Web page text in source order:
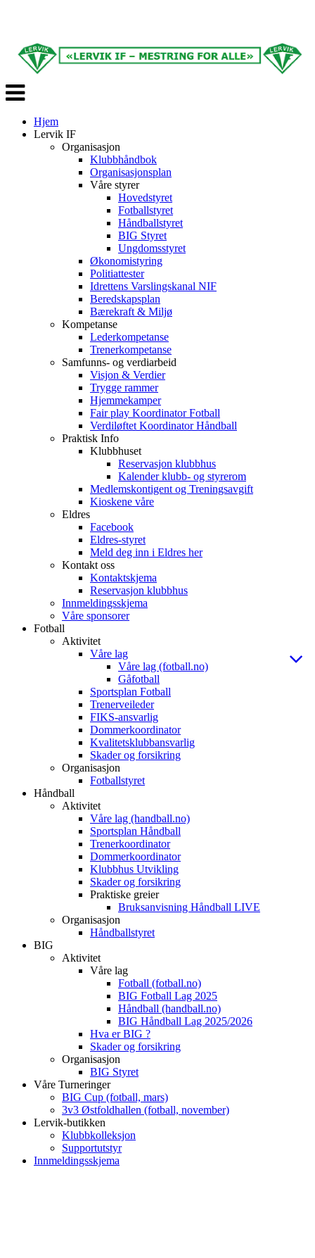
Veksle
navigasjon
Hjem
Lervik IF
Organisasjon
Klubbhåndbok
Organisasjonsplan
Våre styrer
Hovedstyret
Fotballstyret
Håndballstyret
BIG Styret
Ungdomsstyret
Økonomistyring
Politiattester
Idrettens Varslingskanal NIF
Beredskapsplan
Bærekraft & Miljø
Kompetanse
Lederkompetanse
Trenerkompetanse
Samfunns- og verdiarbeid
Visjon & Verdier
Trygge rammer
Hjemmekamper
Fair play Koordinator Fotball
Verdiløftet Koordinator Håndball
Praktisk Info
Klubbhuset
Reservasjon klubbhus
Kalender klubb- og styrerom
Medlemskontigent og Treningsavgift
Kioskene våre
Eldres
Facebook
Eldres-styret
Meld deg inn i Eldres her
Kontakt oss
Kontaktskjema
Reservasjon klubbhus
Innmeldingsskjema
Våre sponsorer
Fotball
Aktivitet
Våre lag
Våre lag (fotball.no)
Gåfotball
Sportsplan Fotball
Trenerveileder
FIKS-ansvarlig
Dommerkoordinator
Kvalitetsklubbansvarlig
Skader og forsikring
Organisasjon
Fotballstyret
Håndball
Aktivitet
Våre lag (handball.no)
Sportsplan Håndball
Trenerkoordinator
Dommerkoordinator
Klubbhus Utvikling
Skader og forsikring
Praktiske greier
Bruksanvisning Håndball LIVE
Organisasjon
Håndballstyret
BIG
Aktivitet
Våre lag
Fotball (fotball.no)
BIG Fotball Lag 2025
Håndball (handball.no)
BIG Håndball Lag 2025/2026
Hva er BIG ?
Skader og forsikring
Organisasjon
BIG Styret
Våre Turneringer
BIG Cup (fotball, mars)
3v3 Østfoldhallen (fotball, november)
Lervik-butikken
Klubbkolleksjon
Supportutstyr
Innmeldingsskjema